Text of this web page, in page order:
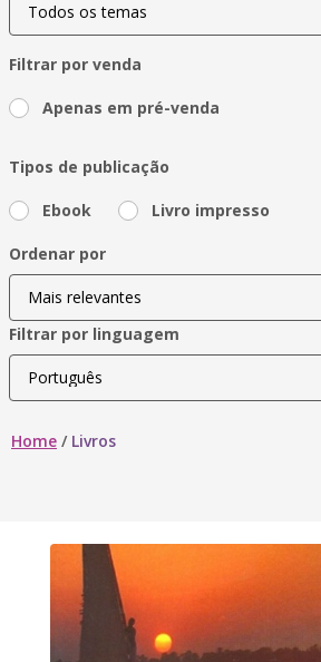
Filtrar por venda
Apenas em pré-venda
Tipos de publicação
Ebook Livro impresso
Ordenar por
Filtrar por linguagem
Home / Livros